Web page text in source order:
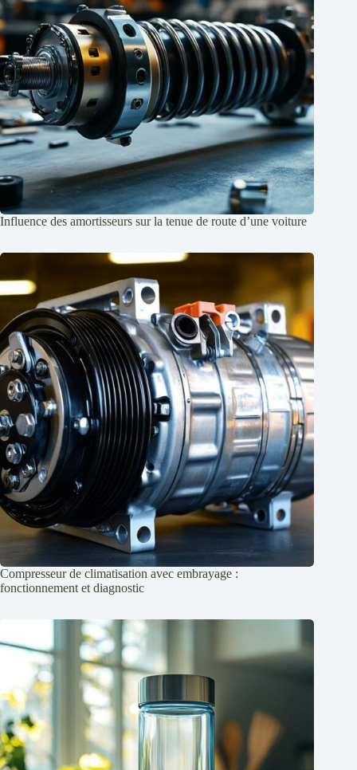
Influence des amortisseurs sur la tenue de route d’une voiture
Compresseur de climatisation avec embrayage :
fonctionnement et diagnostic